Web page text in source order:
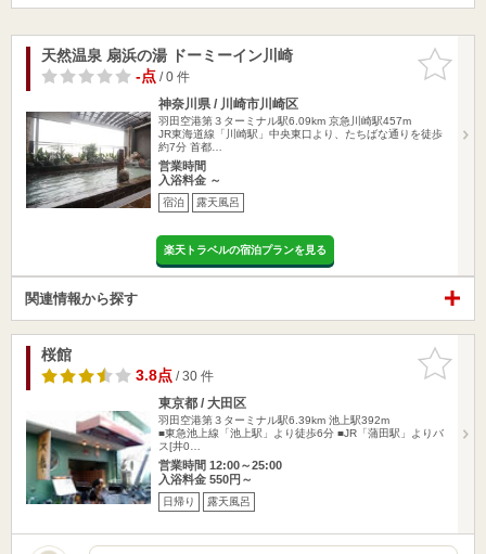
お気に入
りに追加
天然温泉 扇浜の湯 ドーミーイン川崎
-点/ 0 件
神奈川県 / 川崎市川崎区
羽田空港第３ターミナル駅6.09km 京急川崎駅457m
JR東海道線「川崎駅」中央東口より、たちばな通りを徒歩
約7分 首都…
営業時間
入浴料金 ～
宿泊 露天風呂
楽天トラベルの宿泊プランを見る
関連情報から探す
お気に入
りに追加
桜館
3.8点/ 30 件
東京都 / 大田区
羽田空港第３ターミナル駅6.39km 池上駅392m
■東急池上線「池上駅」より徒歩6分 ■JR「蒲田駅」よりバ
ス[井0…
営業時間 12:00～25:00
入浴料金 550円～
日帰り 露天風呂